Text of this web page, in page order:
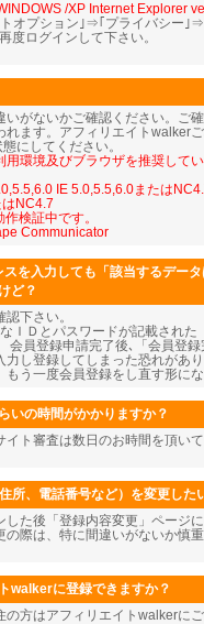
/XP Internet Explorer
オプション｣⇒｢プライバシー｣
ログインして下さい。
いがないかご確認ください。ご
ます。アフィリエイトwalker
にしてください。
環境及びブラウザを推奨してい
IE 5.0,5.5,6.0または
NC4.7
検証中です。
Communicator
スを入力しても「該当するデー
ど？
認下さい。
ＩＤとパスワードが記載され
会員登録申請完了後､「会員登
し登録してしまった恐れがあり
う一度会員登録をし直す形に
いの時間がかかりますか？
ト審査は数日のお時間を頂いて
所、電話番号など）を変更した
た後「登録内容変更」ページ
際は、特に間違いがないか慎重
walkerに登録できますか？
方はアフィリエイトwalkerにご